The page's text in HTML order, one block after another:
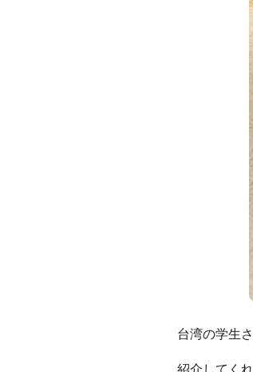
台湾の学生
紹介してくれ